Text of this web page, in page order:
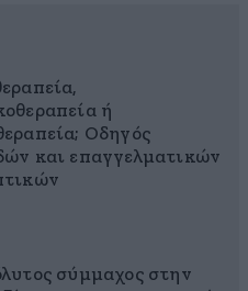
ή
Οδηγός
και επαγγελματικών
σύμμαχος στην